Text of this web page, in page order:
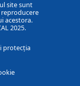
site sunt
acestora.
2025.
protecția